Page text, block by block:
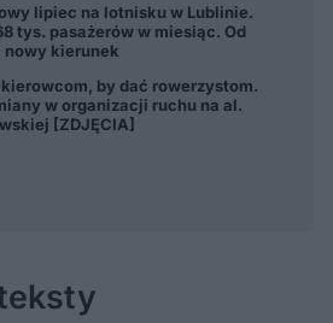
lipiec na lotnisku w Lublinie.
tys. pasażerów w miesiąc. Od
nowy kierunek
by dać rowerzystom.
w organizacji ruchu na al.
[ZDJĘCIA]